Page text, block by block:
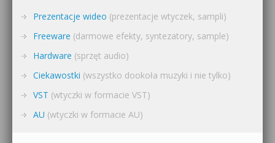
Prezentacje wideo (prezentacje wtyczek, sampli)
Freeware (darmowe efekty, syntezatory, sample)
Hardware (sprzęt audio)
Ciekawostki (wszystko dookoła muzyki i nie tylko)
VST (wtyczki w formacie VST)
AU (wtyczki w formacie AU)